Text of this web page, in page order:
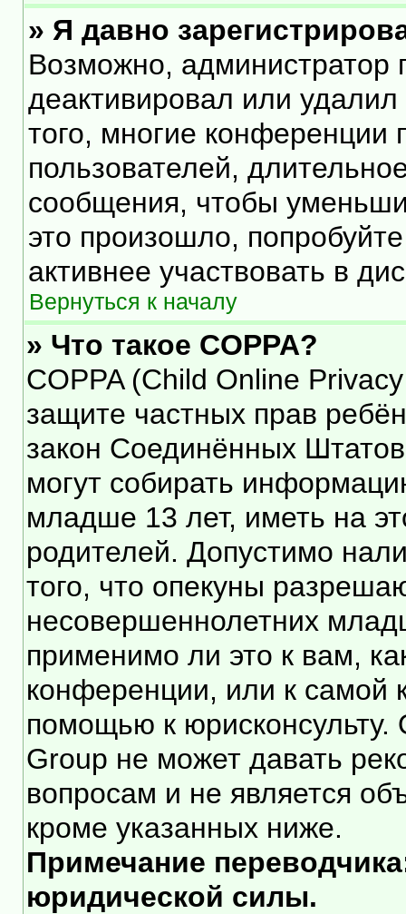
» Я давно
Возможно, администратор
деактивировал или
того, многие конференции
пользователей,
сообщения, чтобы
это произошло,
активнее участвовать в
Вернуться к началу
» Что такое COPPA?
COPPA (Child Online
защите частных прав
закон Соединённых
могут собирать
младше 13 лет, иметь на
родителей. Допустимо
того, что опекуны
несовершеннолетних
применимо ли это к вам,
конференции, или к самой
помощью к
Group не может давать
вопросам и не является
кроме указанных ниже.
Примечание
юридической силы.